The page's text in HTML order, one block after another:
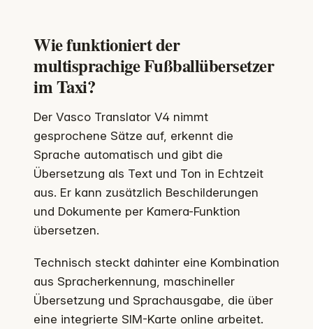
Wie funktioniert der
multisprachige Fußballübersetzer
im Taxi?
Der Vasco Translator V4 nimmt
gesprochene Sätze auf, erkennt die
Sprache automatisch und gibt die
Übersetzung als Text und Ton in Echtzeit
aus. Er kann zusätzlich Beschilderungen
und Dokumente per Kamera-Funktion
übersetzen.
Technisch steckt dahinter eine Kombination
aus Spracherkennung, maschineller
Übersetzung und Sprachausgabe, die über
eine integrierte SIM-Karte online arbeitet.